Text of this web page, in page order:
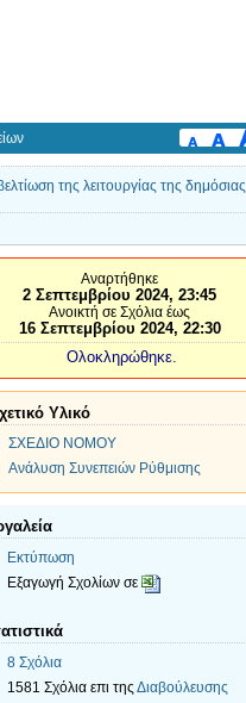
της λειτουργίας της δημόσιας
Αναρτήθηκε
2 Σεπτεμβρίου 2024, 23:45
Ανοικτή σε Σχόλια έως
16 Σεπτεμβρίου 2024, 22:30
Ολοκληρώθηκε.
Υλικό
ΣΧΕΔΙΟ ΝΟΜΟΥ
Ανάλυση Συνεπειών Ρύθμισης
Εκτύπωση
Εξαγωγή Σχολίων σε
8 Σχόλια
1581 Σχόλια επι της Διαβούλευσης